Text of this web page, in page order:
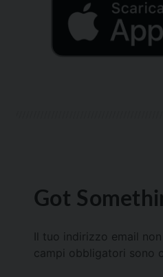
Got
Il tuo indirizzo email
campi obbligatori sono